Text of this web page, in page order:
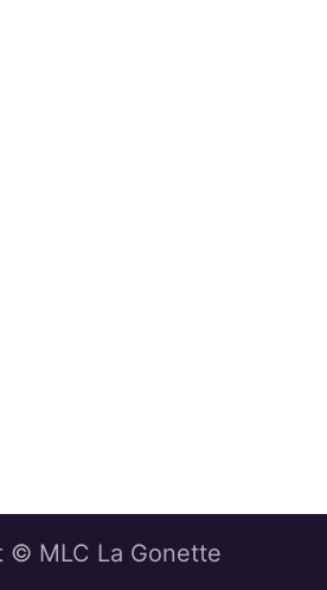
© MLC La Gonette